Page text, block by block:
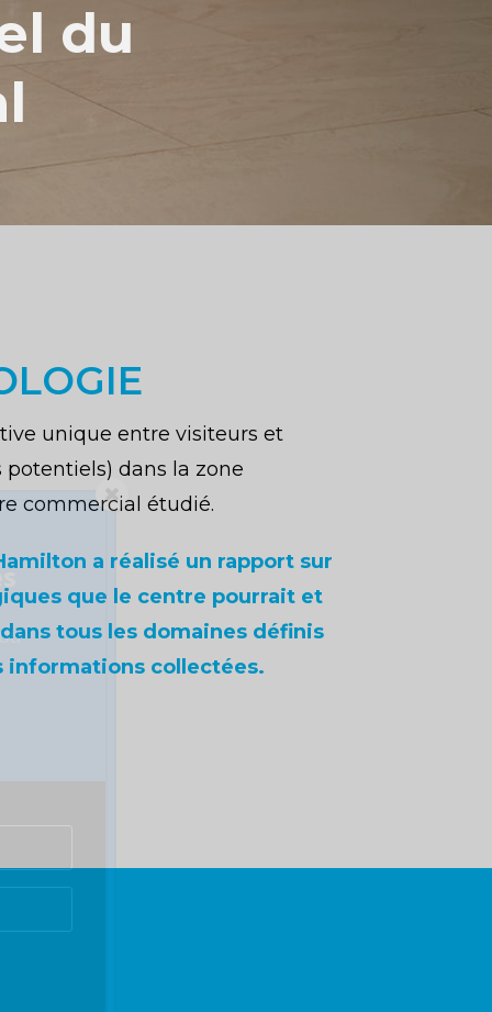
du
unique entre visiteurs et
dans la zone
commercial étudié.
a réalisé un rapport sur
que le centre pourrait et
tous les domaines définis
informations collectées.